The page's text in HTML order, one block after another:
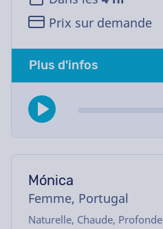
Prix sur demande
Plus d'infos
Mónica
Femme, Portugal
Naturelle, Chaude, Profonde